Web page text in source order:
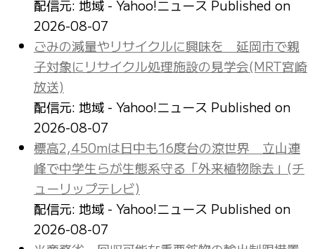
配信元: 地域 - Yahoo!ニュース Published on
2026-08-07
ごみの減量やリサイクルに興味を 延岡市で親
子対象にリサイクル処理施設の見学会(MRT宮崎
放送)
配信元: 地域 - Yahoo!ニュース Published on
2026-08-07
標高2,450mは日中も16度台の涼世界 立山連
峰で中学生らが生態系守る「外来植物除去」(チ
ューリップテレビ)
配信元: 地域 - Yahoo!ニュース Published on
2026-08-07